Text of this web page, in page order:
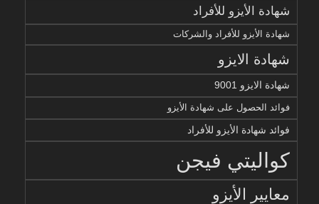
شهادة الأيزو للأفراد
شهادة الأيزو للأفراد والشركات
شهادة الايزو
شهادة الايزو 9001
فوائد الحصول على شهادة الأيزو
فوائد شهادة الأيزو للأفراد
كواليتي فيجن
معايير الأيزو